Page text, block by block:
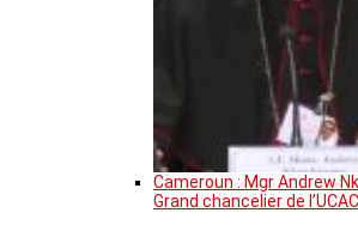
Cameroun : Mgr Andrew
Grand chancelier de l’UCAC